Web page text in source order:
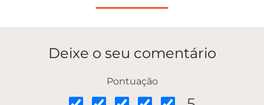
Deixe o seu comentário
Pontuação